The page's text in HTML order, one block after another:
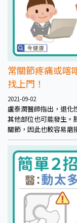
常關節疼痛或喀
找上門！
2021-09-02
盧泰潤醫師指出，退化
其他部位也可能發生。
關節，因此也較容易磨
情況也會較為明顯。